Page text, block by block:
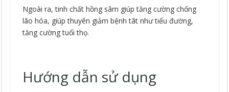
Ngoài ra, tinh chất hồng sâm giúp tăng cường chống
lão hóa, giúp thuyên giảm bệnh tât như tiểu đường,
tăng cường tuổi thọ.
Hướng dẫn sử dụng